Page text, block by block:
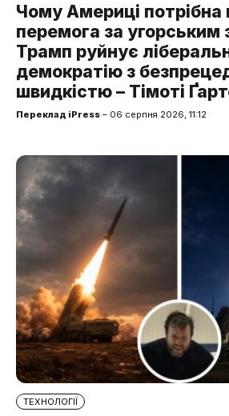
Чому Америці потрібна
перемога за угорським
Трамп руйнує
демократію з
швидкістю – Тімоті
Переклад iPress – 06 серпня 2026, 11:12
ТЕХНОЛОГІЇ